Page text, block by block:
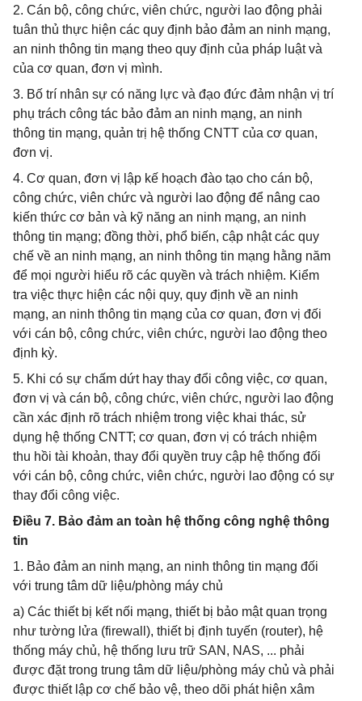
2. Cán bộ, công chức, viên chức, người lao động phải
tuân thủ thực hiện các quy định bảo đảm an ninh mạng,
an ninh thông tin mạng theo quy định của pháp luật và
của cơ quan, đơn vị mình.
3. Bố trí nhân sự có năng lực và đạo đức đảm nhận vị trí
phụ trách công tác bảo đảm an ninh mạng, an ninh
thông tin mạng, quản trị hệ thống CNTT của cơ quan,
đơn vị.
4. Cơ quan, đơn vị lập kế hoạch đào tạo cho cán bộ,
công chức, viên chức và người lao động để nâng cao
kiến thức cơ bản và kỹ năng an ninh mạng, an ninh
thông tin mạng; đồng thời, phổ biến, cập nhật các quy
chế về an ninh mạng, an ninh thông tin mạng hằng năm
để mọi người hiểu rõ các quyền và trách nhiệm. Kiểm
tra việc thực hiện các nội quy, quy định về an ninh
mạng, an ninh thông tin mạng của cơ quan, đơn vị đối
với cán bộ, công chức, viên chức, người lao động theo
định kỳ.
5. Khi có sự chấm dứt hay thay đổi công việc, cơ quan,
đơn vị và cán bộ, công chức, viên chức, người lao động
cần xác định rõ trách nhiệm trong việc khai thác, sử
dụng hệ thống CNTT; cơ quan, đơn vị có trách nhiệm
thu hồi tài khoản, thay đổi quyền truy cập hệ thống đối
với cán bộ, công chức, viên chức, người lao động có sự
thay đổi công việc.
Điều 7. Bảo đảm an toàn hệ thống công nghệ thông
tin
1. Bảo đảm an ninh mạng, an ninh thông tin mạng đối
với trung tâm dữ liệu/phòng máy chủ
a) Các thiết bị kết nối mạng, thiết bị bảo mật quan trọng
như tường lửa (firewall), thiết bị định tuyến (router), hệ
thống máy chủ, hệ thống lưu trữ SAN, NAS, ... phải
được đặt trong trung tâm dữ liệu/phòng máy chủ và phải
được thiết lập cơ chế bảo vệ, theo dõi phát hiện xâm